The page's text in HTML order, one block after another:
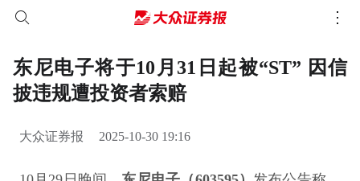
东尼电子将于10月31日起被“ST” 因信
披违规遭投资者索赔
大众证券报 2025-10-30 19:16